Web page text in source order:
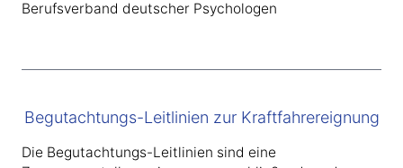
Berufsverband deutscher Psychologen
Begutachtungs-Leitlinien zur Kraftfahrereignung
Die Begutachtungs-Leitlinien sind eine